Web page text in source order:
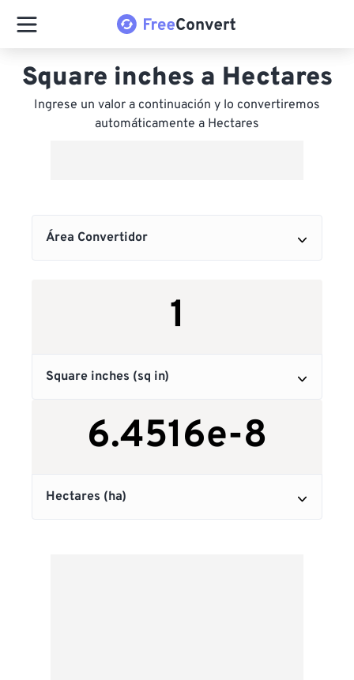
Square inches a Hectares
Ingrese un valor a continuación y lo convertiremos
automáticamente a Hectares